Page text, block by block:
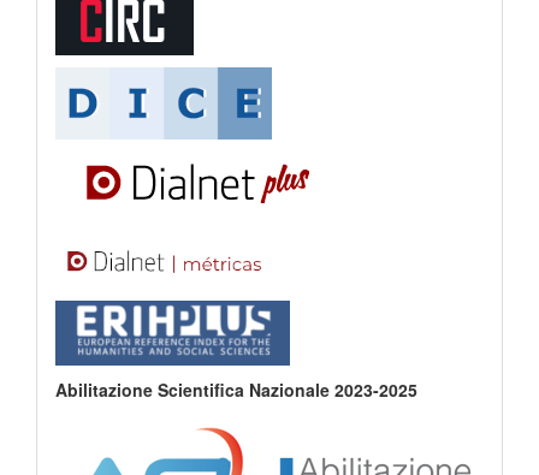
Abilitazione Scientifica Nazionale 2023-2025